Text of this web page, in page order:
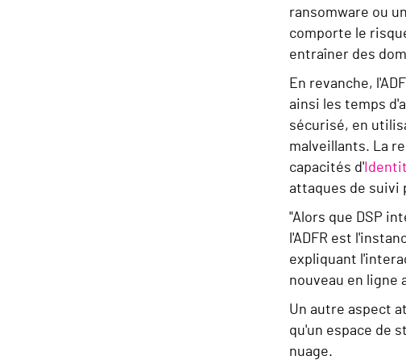
ransomware ou
comporte le
entraîner des
En revanche,
ainsi les temps
sécurisé, en
malveillants. La
capacités d'
attaques de suivi
"Alors que DSP
l'ADFR est
expliquant
nouveau en ligne
Un autre aspect
qu'un espace de
nuage.